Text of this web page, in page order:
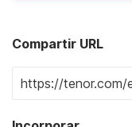
Compartir URL